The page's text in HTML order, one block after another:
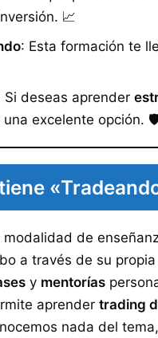
📈
: Esta formación te
Si deseas aprender
una excelente opción.
modalidad de
a través de su propia
y mentorías
aprendertrading
nada del